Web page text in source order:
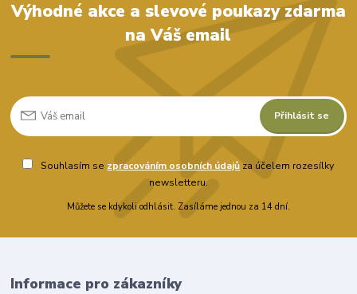
Výhodné akce a slevové poukazy zdarma
na Váš email
Přihlásit se
Souhlasím se zpracováním osobních údajů za účelem rozesílky
newsletteru.
Můžete se kdykoli odhlásit. Zasíláme jednou za 14 dní.
Informace pro zákazníky